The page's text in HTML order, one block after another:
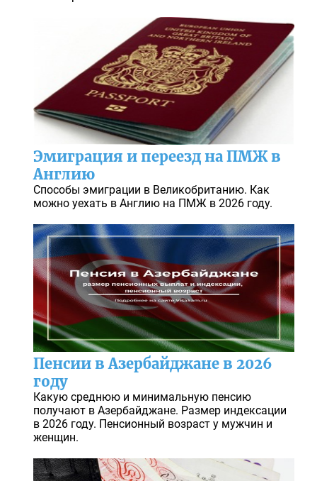
Эмиграция и переезд на ПМЖ в
Англию
Способы эмиграции в Великобританию. Как
можно уехать в Англию на ПМЖ в 2026 году.
Пенсии в Азербайджане в 2026
году
Какую среднюю и минимальную пенсию
получают в Азербайджане. Размер индексации
в 2026 году. Пенсионный возраст у мужчин и
женщин.